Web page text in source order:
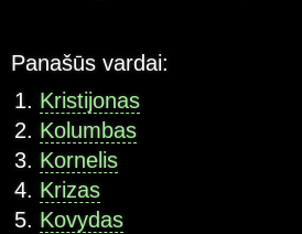
Panašūs vardai:
Kristijonas
Kolumbas
Kornelis
Krizas
Kovydas